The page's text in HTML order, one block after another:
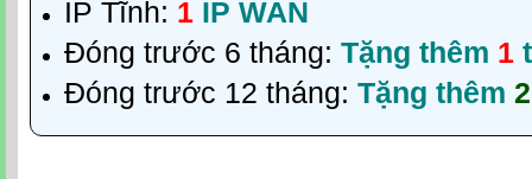
IP Tĩnh: 1 IP WAN
Đóng trước 6 tháng: Tặng thêm 1
Đóng trước 12 tháng: Tặng thêm 2